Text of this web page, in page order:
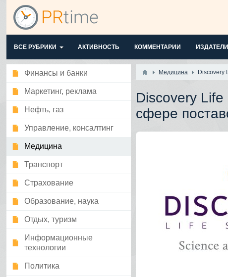
ВСЕ РУБРИКИ АКТИВНОСТЬ КОММЕНТАРИИ ИЗДАТЕЛИ
Финансы и банки
Маркетинг, реклама
Нефть, газ
Управление, консалтинг
Медицина
Транспорт
Страхование
Образование, наука
Отдых, туризм
Информационные
технологии
Политика
Медицина Discovery
Discovery
сфере